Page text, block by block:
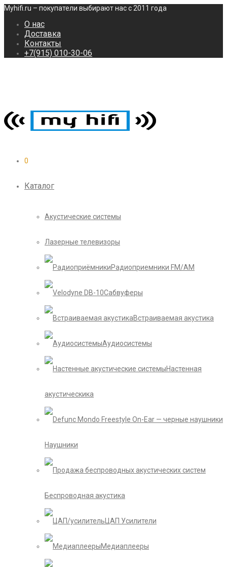
Myhifi.ru – покупатели выбирают нас с 2011 года
О нас
Доставка
Контакты
+7(915) 010-30-06
0
Каталог
Акустические системы
Лазерные телевизоры
Радиоприемники FM/AM
Сабвуферы
Встраиваемая акустика
Аудиосистемы
Настенная
акустическика
Наушники
Беспроводная акустика
ЦАП Усилители
Медиаплееры